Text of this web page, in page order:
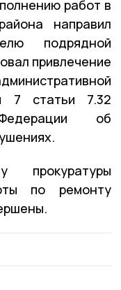
работ в
направил
подрядной
привлечение
7 статьи 7.32
об
прокуратуры
по ремонту